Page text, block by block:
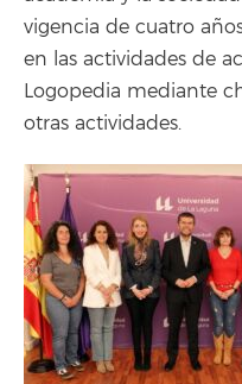
vigencia de cuatro
en las actividades de
Logopedia mediante
otras actividades.